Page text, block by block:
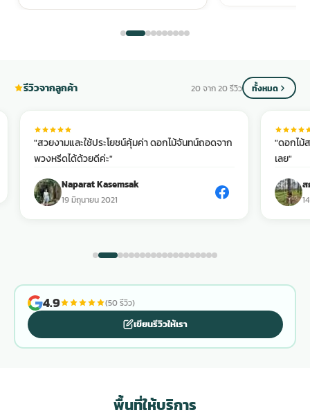
รีวิวจากลูกค้า 20 จาก 20 รีวิว ทั้งหมด
"สวยงามและใช้ประโยชน์คุ้มค่า ดอกไม้จันทน์ถอดจาก
พวงหรีดได้ด้วยดีค่ะ"
Naparat Kasemsak
19 มิถุนายน 2021
"ดอกไม้
เลย"
ส
4.9 (50 รีวิว)
เขียนรีวิวให้เรา
พื้นที่ให้บริการ